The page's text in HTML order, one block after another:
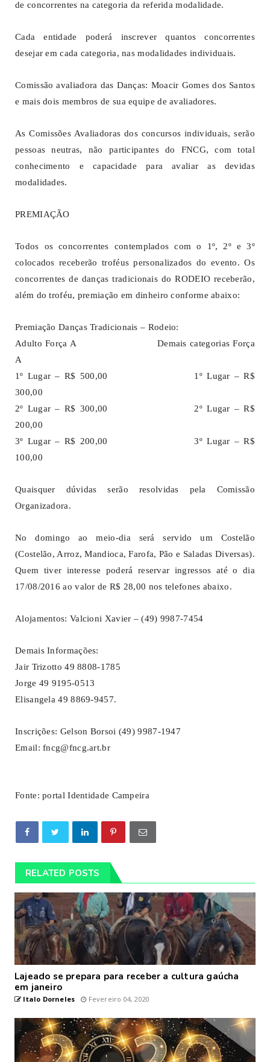
de concorrentes na categoria da referida modalidade.
Cada entidade poderá inscrever quantos concorrentes
desejar em cada categoria, nas modalidades individuais.
Comissão avaliadora das Danças: Moacir Gomes dos Santos
e mais dois membros de sua equipe de avaliadores.
As Comissões Avaliadoras dos concursos individuais, serão
pessoas neutras, não participantes do FNCG, com total
conhecimento e capacidade para avaliar as devidas
modalidades.
PREMIAÇÃO
Todos os concorrentes contemplados com o 1º, 2º e 3º
colocados receberão troféus personalizados do evento. Os
concorrentes de danças tradicionais do RODEIO receberão,
além do troféu, premiação em dinheiro conforme abaixo:
Premiação Danças Tradicionais – Rodeio:
Adulto Força A Demais categorias Força
A
1º Lugar – R$ 500,00 1º Lugar – R$
300,00
2º Lugar – R$ 300,00 2º Lugar – R$
200,00
3º Lugar – R$ 200,00 3º Lugar – R$
100,00
Quaisquer dúvidas serão resolvidas pela Comissão
Organizadora.
No domingo ao meio-dia será servido um Costelão
(Costelão, Arroz, Mandioca, Farofa, Pão e Saladas Diversas).
Quem tiver interesse poderá reservar ingressos até o dia
17/08/2016 ao valor de R$ 28,00 nos telefones abaixo.
Alojamentos: Valcioni Xavier – (49) 9987-7454
Demais Informações:
Jair Trizotto 49 8808-1785
Jorge 49 9195-0513
Elisangela 49 8869-9457.
Inscrições: Gelson Borsoi (49) 9987-1947
Email: fncg@fncg.art.br
Fonte: portal Identidade Campeira
RELATED POSTS
Lajeado se prepara para receber a cultura gaúcha
em janeiro
Italo Dorneles Fevereiro 04, 2020